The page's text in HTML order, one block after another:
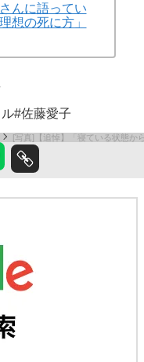
んに語ってい
想の死に方」
#佐藤愛子
[写真]【追悼】「寝ている状態か